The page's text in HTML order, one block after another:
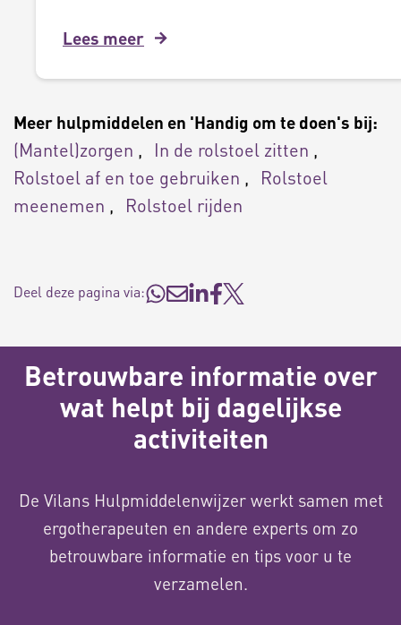
Lees meer
Meer hulpmiddelen en 'Handig om te doen's bij:
(Mantel)zorgen
In de rolstoel zitten
Rolstoel af en toe gebruiken
Rolstoel
meenemen
Rolstoel rijden
Deel deze pagina via:
Betrouwbare informatie over
wat helpt bij dagelijkse
activiteiten
De Vilans Hulpmiddelenwijzer werkt samen met
ergotherapeuten en andere experts om zo
betrouwbare informatie en tips voor u te
verzamelen.